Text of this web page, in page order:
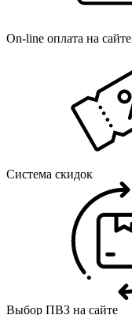
On-line оплата на сайте
Система скидок
Выбор ПВЗ на сайте